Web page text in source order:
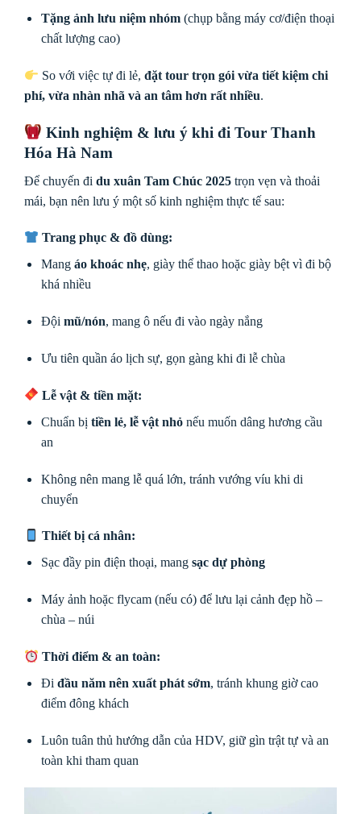
Tặng ảnh lưu niệm nhóm(chụp bằng máy cơ/điện thoại
chất lượng cao)
So với việc tự đi lẻ,đặt tour trọn gói vừa tiết kiệm chi
phí, vừa nhàn nhã và an tâm hơn rất nhiều.
Kinh nghiệm & lưu ý khi đi Tour Thanh
Hóa Hà Nam
Để chuyến đi du xuân Tam Chúc 2025 trọn vẹn và thoải
mái, bạn nên lưu ý một số kinh nghiệm thực tế sau:
Trang phục & đồ dùng:
Mang áo khoác nhẹ, giày thể thao hoặc giày bệt vì đi bộ
khá nhiều
Đội mũ/nón, mang ô nếu đi vào ngày nắng
Ưu tiên quần áo lịch sự, gọn gàng khi đi lễ chùa
Lễ vật & tiền mặt:
Chuẩn bị tiền lẻ, lễ vật nhỏnếu muốn dâng hương cầu
an
Không nên mang lễ quá lớn, tránh vướng víu khi di
chuyển
Thiết bị cá nhân:
Sạc đầy pin điện thoại, mang sạc dự phòng
Máy ảnh hoặc flycam (nếu có) để lưu lại cảnh đẹp hồ –
chùa – núi
Thời điểm & an toàn:
Đi đầu năm nên xuất phát sớm, tránh khung giờ cao
điểm đông khách
Luôn tuân thủ hướng dẫn của HDV, giữ gìn trật tự và an
toàn khi tham quan